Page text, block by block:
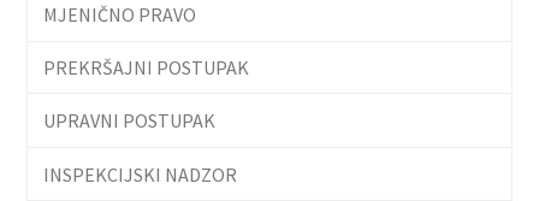
MJENIČNO PRAVO
PREKRŠAJNI POSTUPAK
UPRAVNI POSTUPAK
INSPEKCIJSKI NADZOR